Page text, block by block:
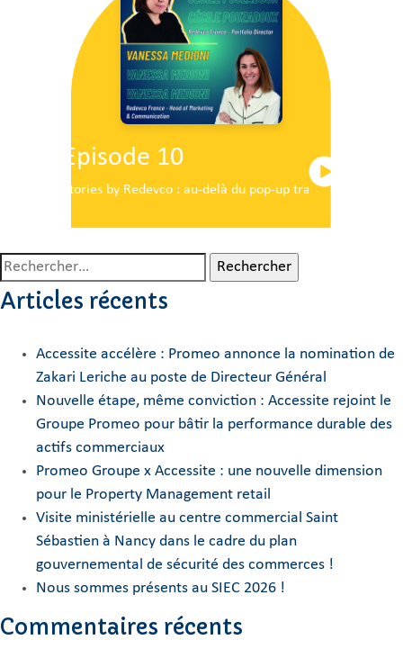
Episode 10
Stories by Redevco : au-delà du pop-up traditionnel
Rechercher :
Articles récents
Accessite accélère : Promeo annonce la nomination de
Zakari Leriche au poste de Directeur Général
Nouvelle étape, même conviction : Accessite rejoint le
Groupe Promeo pour bâtir la performance durable des
actifs commerciaux
Promeo Groupe x Accessite : une nouvelle dimension
pour le Property Management retail
Visite ministérielle au centre commercial Saint
Sébastien à Nancy dans le cadre du plan
gouvernemental de sécurité des commerces !
Nous sommes présents au SIEC 2026 !
Commentaires récents